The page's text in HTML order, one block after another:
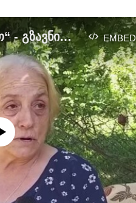
EMBED
„სანამ პუტინია, ვერ შევრიგდებით“ - გზავნილი ერგნეთიდან
currently available